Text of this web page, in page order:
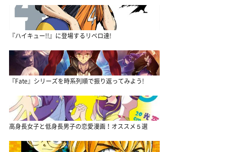
『ハイキュー!!』に登場するリベロ達!
『Fate』シリーズを時系列順で振り返ってみよう!
高身長女子と低身長男子の恋愛漫画！オススメ５選